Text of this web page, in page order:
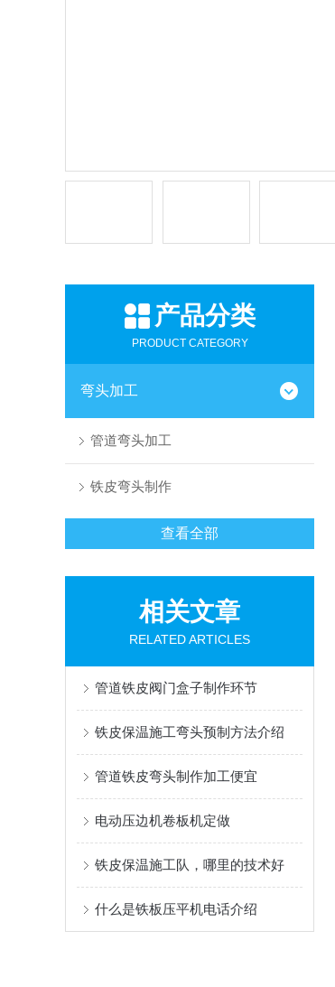
产品分类
PRODUCT CATEGORY
弯头加工
管道弯头加工
铁皮弯头制作
查看全部
相关文章
RELATED ARTICLES
管道铁皮阀门盒子制作环节
铁皮保温施工弯头预制方法介绍
管道铁皮弯头制作加工便宜
电动压边机卷板机定做
铁皮保温施工队，哪里的技术好
什么是铁板压平机电话介绍